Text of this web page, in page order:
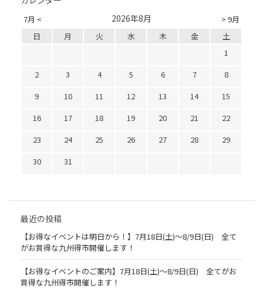
7月 < > 9月
2026年8月
日 月 火 水 木 金
土
1
2
3 4 5 6 7
8
9
10 11 12 13 14
15
16
17 18 19 20 21
22
23
24 25 26 27 28
29
30
31
最近の投稿
【お得なイベントは明日から！】7月18日(土)～8/9日(日) 全て
がお買得な九州得市開催します！
【お得なイベントのご案内】7月18日(土)～8/9日(日) 全てがお
買得な九州得市開催します！